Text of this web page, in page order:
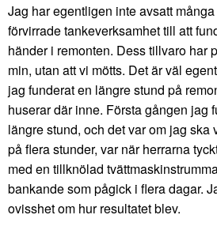
Jag har egentligen inte avsatt
förvirrade tankeverksamhet till att
händer i remonten. Dess tillvaro har
min, utan att vi mötts. Det är väl
jag funderat en längre stund på
huserar där inne. Första gången jag
längre stund, och det var om jag
på flera stunder, var när herrarna
med en tillknölad
bankande som pågick i flera dagar.
ovisshet om hur resultatet blev.